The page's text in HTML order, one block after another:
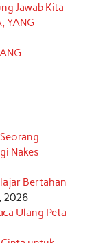
Jawab Kita
YANG
Nakes
Bertahan
2026
Ulang Peta